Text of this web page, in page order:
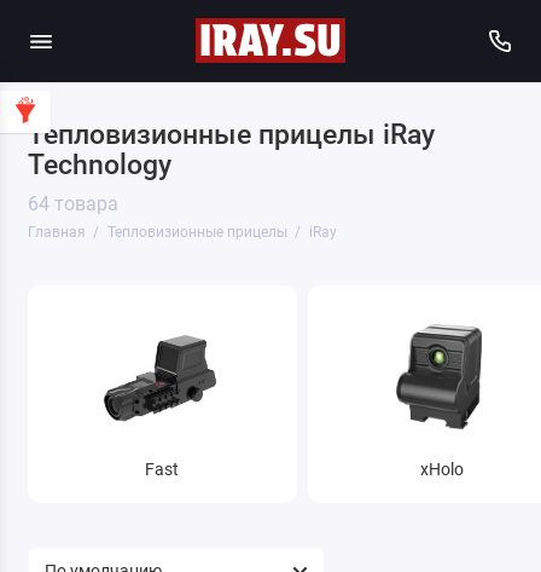
Тепловизионные прицелы iRay
Technology
64 товара
Главная Тепловизионные прицелы iRay
Fast xHolo